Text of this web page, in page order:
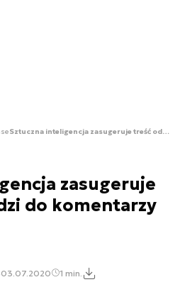
Sztuczna inteligencja zasugeruje treść odpowiedzi do komentarzy na YouTube
zasugeruje
do komentarzy
03.07.2020 1 min.